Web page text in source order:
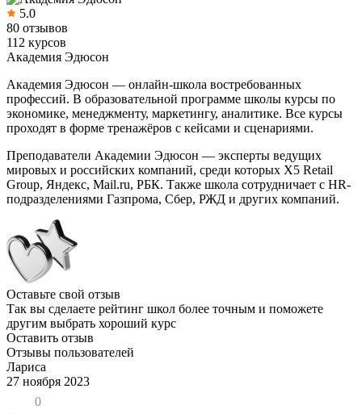
5.0
80 отзывов
112 курсов
Академия Эдюсон
Академия Эдюсон — онлайн-школа востребованных
профессий. В образовательной программе школы курсы по
экономике, менеджменту, маркетингу, аналитике. Все курсы
проходят в форме тренажёров с кейсами и сценариями.
Преподаватели Академии Эдюсон — эксперты ведущих
мировых и российских компаний, среди которых Х5 Retail
Group, Яндекс, Mail.ru, РБК. Также школа сотрудничает с HR-
подразделениями Газпрома, Сбер, РЖД и других компаний.
Оставьте свой отзыв
Так вы сделаете рейтинг школ более точным и поможете
другим выбрать хороший курс
Оставить отзыв
Отзывы пользователей
Лариса
27 ноября 2023
0